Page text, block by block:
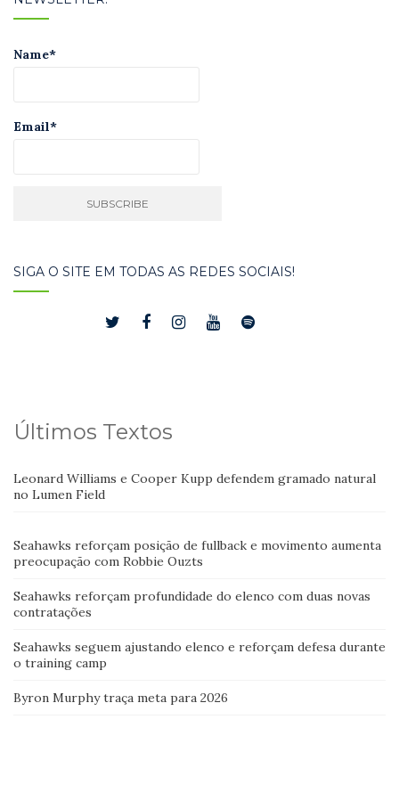
Name*
Email*
SIGA O SITE EM TODAS AS REDES SOCIAIS!
Últimos Textos
Leonard Williams e Cooper Kupp defendem gramado natural
no Lumen Field
Seahawks reforçam posição de fullback e movimento aumenta
preocupação com Robbie Ouzts
Seahawks reforçam profundidade do elenco com duas novas
contratações
Seahawks seguem ajustando elenco e reforçam defesa durante
o training camp
Byron Murphy traça meta para 2026